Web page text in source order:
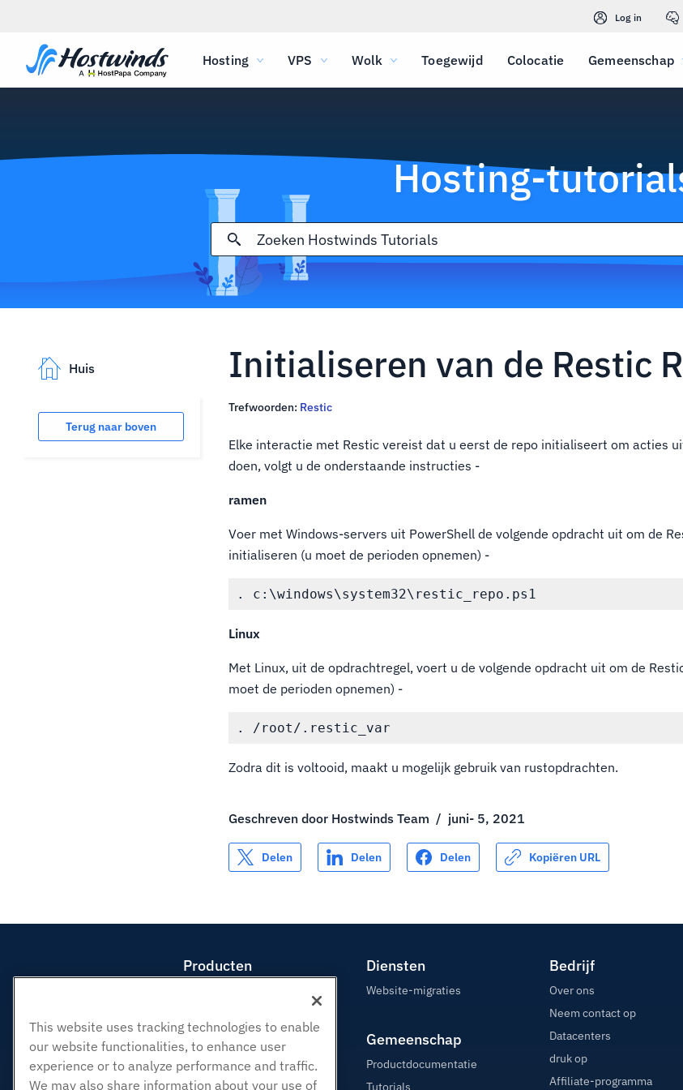
Log in
Hosting VPS Wolk Toegewijd Colocatie Gemeenschap
Hosting-
Huis
Terug naar boven
Initialiseren van de Restic
Trefwoorden: Restic
Elke interactie met Restic vereist dat u eerst de repo initialiseert om acties
doen, volgt u de onderstaande instructies -
ramen
Voer met Windows-servers uit PowerShell de volgende opdracht uit om de
initialiseren (u moet de perioden opnemen) -
Linux
Met Linux, uit de opdrachtregel, voert u de volgende opdracht uit om de
moet de perioden opnemen) -
Zodra dit is voltooid, maakt u mogelijk gebruik van rustopdrachten.
Geschreven door Hostwinds Team / juni- 5, 2021
Delen Delen Delen Kopiëren URL
Producten
Hosting door wederverkopers
White Label-wederverkoper
Beheerde Linux VPS
Diensten
Website-migraties
Gemeenschap
Productdocumentatie
Tutorials
Bedrijf
Over ons
Neem contact op
Datacenters
druk op
Affiliate-programma
This website uses tracking technologies to enable
our website functionalities, to enhance user
experience or to analyze performance and traffic.
We may also share information about your use of